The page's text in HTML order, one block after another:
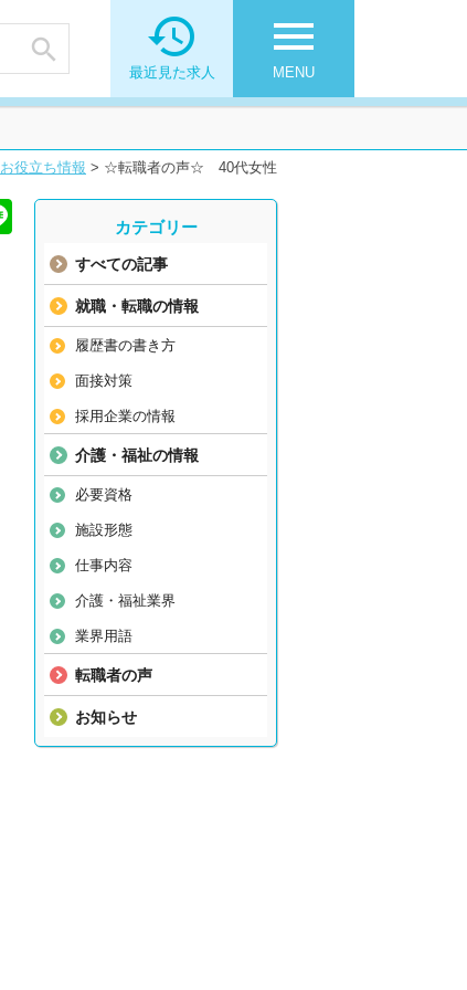
 menu
MENU

最近見た求人
お役立ち情報 > ☆転職者の声☆ 40代女性
カテゴリー
すべての記事
就職・転職の情報
履歴書の書き方
面接対策
採用企業の情報
介護・福祉の情報
必要資格
施設形態
仕事内容
介護・福祉業界
業界用語
転職者の声
お知らせ